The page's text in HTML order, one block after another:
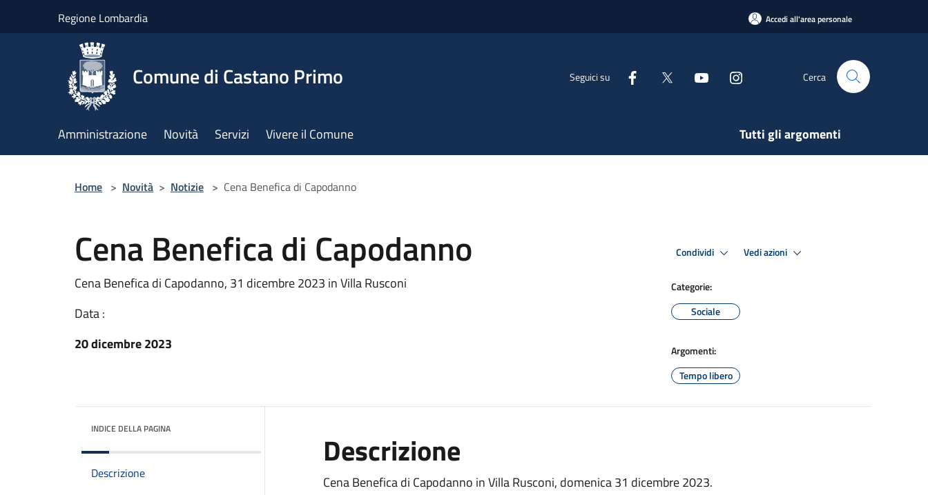
Regione Lombardia Accedi all'area personale
Comune di Castano Primo Seguici su Cerca
Amministrazione Novità Servizi Vivere il Comune Tutti gli argomenti
Home > Novità > Notizie > Cena Benefica di Capodanno
Cena Benefica di Capodanno
Cena Benefica di Capodanno, 31 dicembre 2023 in Villa Rusconi
Data :
20 dicembre 2023
Condividi Vedi azioni
Categorie:
Sociale
Argomenti:
Tempo libero
INDICE DELLA PAGINA
Descrizione
Descrizione
Cena Benefica di Capodanno in Villa Rusconi, domenica 31 dicembre 2023.